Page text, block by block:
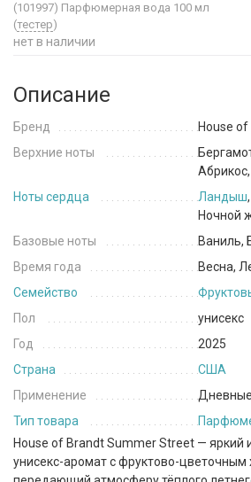
(101997) Парфюмерная вода 100 мл
(тестер)
нет в наличии
Описание
Бренд
House
Верхние ноты
Ноты сердца
Ландыш,
Ночной
Базовые ноты
Ваниль,
Время года
Весна,
Семейство
Пол
унисекс
Год
2025
Страна
США
Применение
Дневные
Тип товара
House of Brandt Summer Street — яркий
унисекс-аромат с фруктово-цветочным